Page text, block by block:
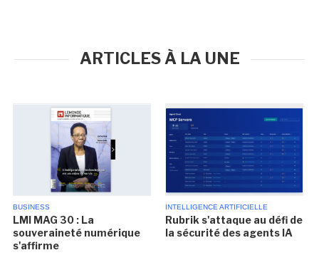
ARTICLES À LA UNE
BUSINESS
LMI MAG 30 : La
souveraineté numérique
s'affirme
INTELLIGENCE ARTIFICIELLE
Rubrik s'attaque au défi de
la sécurité des agents IA